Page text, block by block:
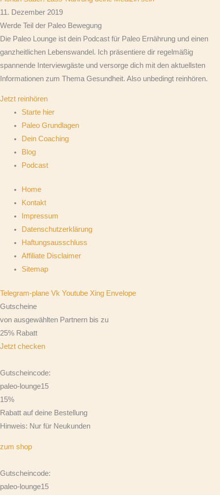
11. Dezember 2019
Werde Teil der Paleo Bewegung
Die Paleo Lounge ist dein Podcast für Paleo Ernährung und einen
ganzheitlichen Lebenswandel. Ich präsentiere dir regelmäßig
spannende Interviewgäste und versorge dich mit den aktuellsten
Informationen zum Thema Gesundheit. Also unbedingt reinhören.
Jetzt reinhören
Starte hier
Paleo Grundlagen
Dein Coaching
Blog
Podcast
Home
Kontakt
Impressum
Datenschutzerklärung
Haftungsausschluss
Affiliate Disclaimer
Sitemap
Telegram-plane Vk Youtube Xing Envelope
Gutscheine
von ausgewählten Partnern bis zu
25% Rabatt
Jetzt checken
Gutscheincode:
paleo-lounge15
15%
Rabatt auf deine Bestellung
Hinweis: Nur für Neukunden
zum shop
Gutscheincode:
paleo-lounge15